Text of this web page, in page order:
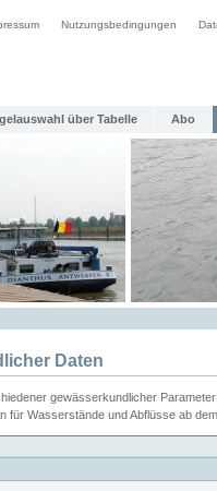
Nutzungsbedingungen
über Tabelle Abo
Daten
gewässerkundlicher
für Wasserstände und Abflüsse ab